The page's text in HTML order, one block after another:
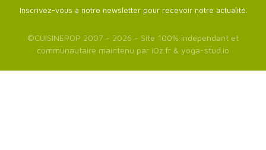
Inscrivez-vous à notre newsletter pour recevoir notre actualité.
©CUISINEPOP 2007 - 2026 - Site 100% indépendant et
communautaire maintenu par iOz.fr & yoga-stud.io